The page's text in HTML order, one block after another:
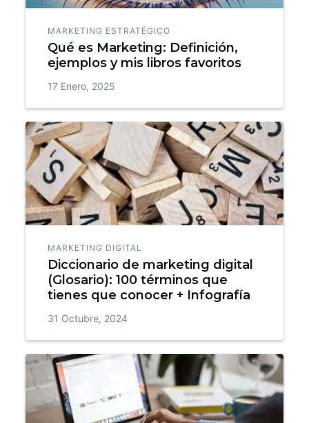
MARKETING ESTRATÉGICO
Qué es Marketing: Definición,
ejemplos y mis libros favoritos
17 Enero, 2025
MARKETING DIGITAL
Diccionario de marketing digital
(Glosario): 100 términos que
tienes que conocer + Infografía
31 Octubre, 2024